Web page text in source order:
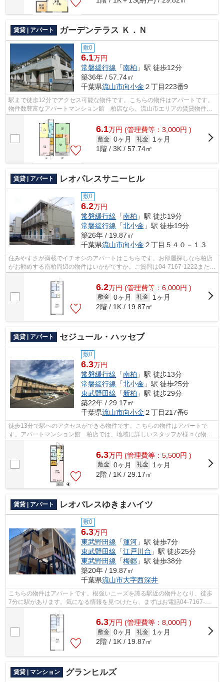
賃貸 | アパート ガーデンテラス Ｋ．Ｎ
敷0
6.1万円
常磐緩行線 「南柏 」駅 徒歩12分
築36年 / 57.74㎡
千葉県流山市向小金 ２丁目223番9
駅まで徒歩12分でアクセス可能な物件です。こちらの物件はアパートです。
物件数豊富なアパートマンション館 柏店なら、流山市エリアの賃貸物件も
6.1万円 (管理費等：3,000円 )
敷金 0ヶ月 礼金
1ヶ月
1階 / 3K / 57.74㎡
賃貸 | アパート レオパレスサニーヒル
敷0
6.2万円
常磐緩行線 「南柏 」駅 徒歩19分
常磐緩行線 「北小金 」駅 徒歩19分
築26年 / 19.87㎡
千葉県流山市向小金 ２丁目５４０－１３
住みやすさが満載でイチオシのアパートはこちらです。お部屋探しなら柏店
がお勧めする南柏周辺の物件はいかがですか。ご質問は04-7167-1222または
6.2万円 (管理費等：6,000円 )
敷金 0ヶ月 礼金
1ヶ月
2階 / 1K / 19.87㎡
賃貸 | アパート セジュール・ハッセブ
敷0
6.3万円
常磐緩行線 「南柏 」駅 徒歩13分
常磐緩行線 「北小金 」駅 徒歩25分
東武野田線 「新柏 」駅 徒歩29分
築22年 / 29.17㎡
千葉県流山市向小金 ２丁目217番6
徒歩13分で駅へのアクセスができる物件です。こちらの物件はアパートで
す。アパートマンション館 柏店では、地域に詳しいスタッフが様々な物件
をご紹介致します。まずは04-7167-1222...
6.3万円 (管理費等：5,500円 )
敷金 0ヶ月 礼金
1ヶ月
2階 / 1K / 29.17㎡
賃貸 | アパート レオパレスゆきまハイツ
敷0
6.3万円
東武野田線 「運河 」駅 徒歩7分
東武野田線 「江戸川台 」駅 徒歩25分
東武野田線 「梅郷 」駅 徒歩38分
築20年 / 19.87㎡
千葉県流山市大字西深井
こちらの物件はアパートです。根強いニーズを誇る駅近の物件となり、徒歩
7分に駅があります。気になる情報を見つけたら、まずはお電話04-7167-
1222かアドレスkasiwa@apa-to.co.jpまで...
6.3万円 (管理費等：8,000円 )
敷金 0ヶ月 礼金
1ヶ月
2階 / 1K / 19.87㎡
賃貸 | マンション グランヒルズ